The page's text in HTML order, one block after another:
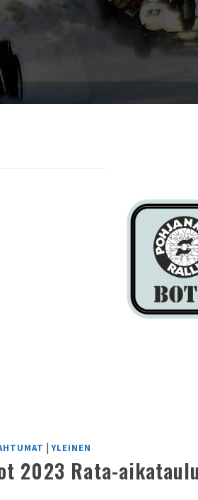
|YLEINEN
2023 Rata-aikataulu